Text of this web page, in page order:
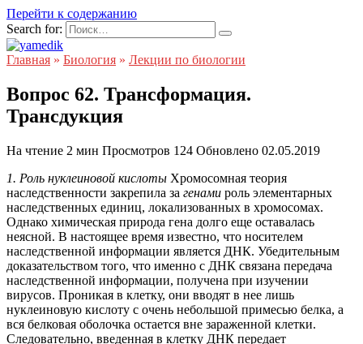
Перейти к содержанию
Search for:
Главная » Биология » Лекции по биологии
Вопрос 62. Трансформация.
Трансдукция
На чтение 2 мин Просмотров 124 Обновлено 02.05.2019
1. Роль нуклеиновой кислоты Хромосомная теория
наследственности закрепила за генами роль элементарных
наследственных единиц, локализованных в хромосомах.
Однако химическая природа гена долго еще оставалась
неясной. В настоящее время известно, что носителем
наследственной информации является ДНК. Убедительным
доказательством того, что именно с ДНК связана передача
наследственной информации, получена при изучении
вирусов. Проникая в клетку, они вводят в нее лишь
нуклеиновую кислоту с очень небольшой примесью белка, а
вся белковая оболочка остается вне зараженной клетки.
Следовательно, введенная в клетку ДНК передает